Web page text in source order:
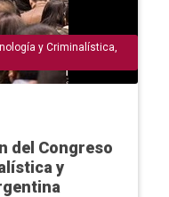
y Criminalística,
del Congreso
y